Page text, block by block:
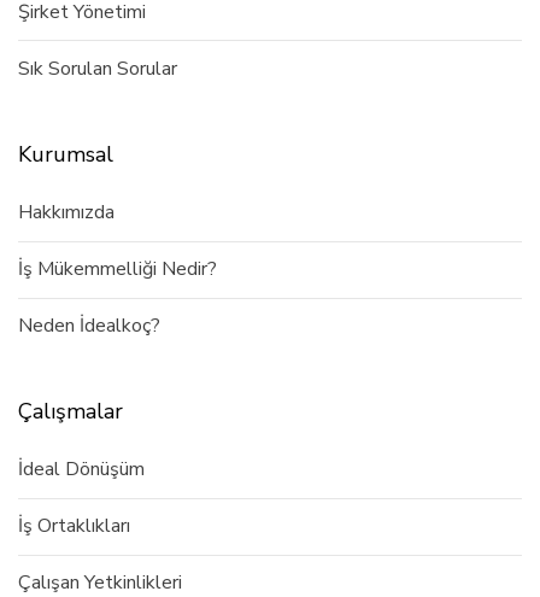
Şirket Yönetimi
Sık Sorulan Sorular
Kurumsal
Hakkımızda
İş Mükemmelliği Nedir?
Neden İdealkoç?
Çalışmalar
İdeal Dönüşüm
İş Ortaklıkları
Çalışan Yetkinlikleri